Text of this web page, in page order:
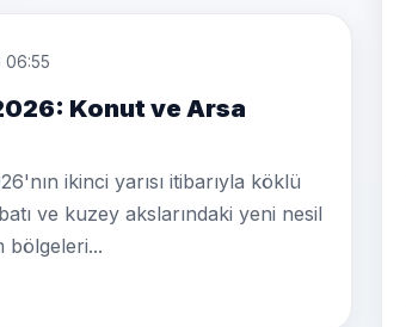
06:55
Konut ve Arsa
ikinci yarısı itibarıyla köklü
ve kuzey akslarındaki yeni nesil
bölgeleri...